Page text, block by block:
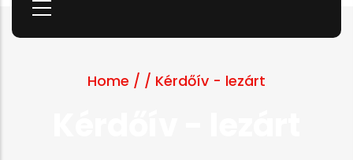
Home / / Kérdőív - lezárt